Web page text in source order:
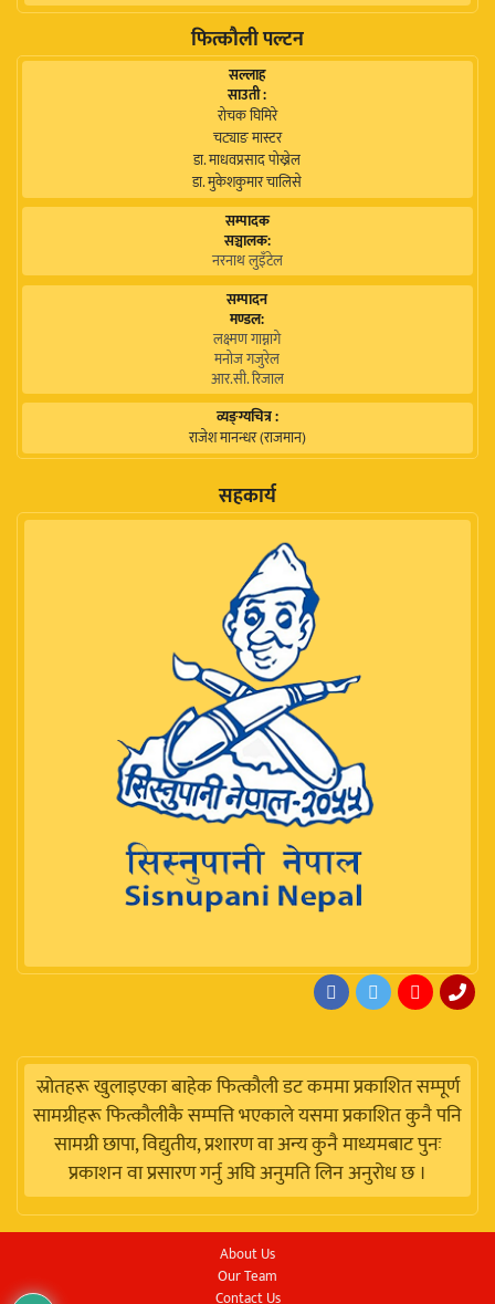
फित्कौली पल्टन
सल्लाह
साउती :
रोचक घिमिरे
चट्याङ मास्टर
डा. माधवप्रसाद पोख्रेल
डा. मुकेशकुमार चालिसे
सम्पादक
सञ्चालक:
नरनाथ लुइँटेल
सम्पादन
मण्डल:
लक्ष्मण गाम्नागे
मनोज गजुरेल
आर.सी. रिजाल
व्यङ्ग्यचित्र :
राजेश मानन्धर (राजमान)
सहकार्य
स्रोतहरू खुलाइएका बाहेक फित्कौली डट कममा प्रकाशित सम्पूर्ण
सामग्रीहरू फित्कौलीकै सम्पत्ति भएकाले यसमा प्रकाशित कुनै पनि
सामग्री छापा, विद्युतीय, प्रशारण वा अन्य कुनै माध्यमबाट पुनः
प्रकाशन वा प्रसारण गर्नु अघि अनुमति लिन अनुरोध छ ।
About Us
Our Team
Contact Us